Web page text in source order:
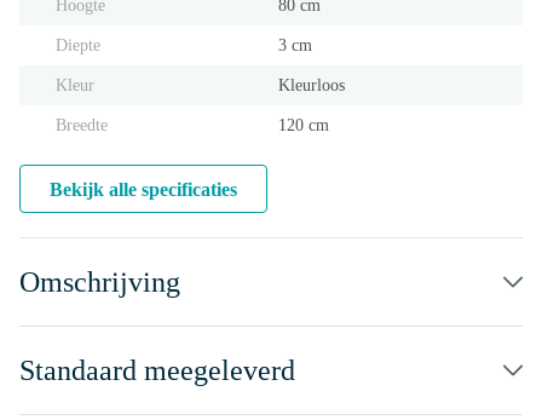
Hoogte 80 cm
Diepte 3 cm
Kleur Kleurloos
Breedte 120 cm
Bekijk alle specificaties
Omschrijving
Standaard meegeleverd